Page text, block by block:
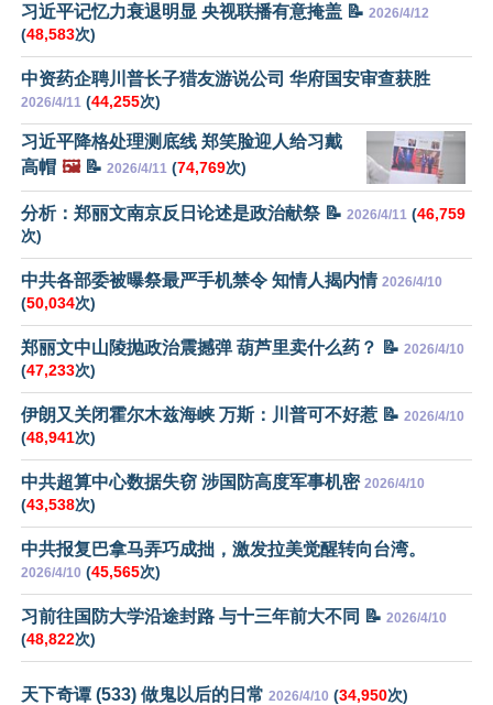
习近平记忆力衰退明显 央视联播有意掩盖 📝 2026/4/12
(48,583次)
中资药企聘川普长子猎友游说公司 华府国安审查获胜
2026/4/11 (44,255次)
习近平降格处理测底线 郑笑脸迎人给习戴
高帽 🖼️📝 2026/4/11 (74,769次)
分析：郑丽文南京反日论述是政治献祭 📝 2026/4/11 (46,759
次)
中共各部委被曝祭最严手机禁令 知情人揭内情 2026/4/10
(50,034次)
郑丽文中山陵抛政治震撼弹 葫芦里卖什么药？ 📝 2026/4/10
(47,233次)
伊朗又关闭霍尔木兹海峡 万斯：川普可不好惹 📝 2026/4/10
(48,941次)
中共超算中心数据失窃 涉国防高度军事机密 2026/4/10
(43,538次)
中共报复巴拿马弄巧成拙，激发拉美觉醒转向台湾。
2026/4/10 (45,565次)
习前往国防大学沿途封路 与十三年前大不同 📝 2026/4/10
(48,822次)
天下奇谭 (533) 做鬼以后的日常 2026/4/10 (34,950次)